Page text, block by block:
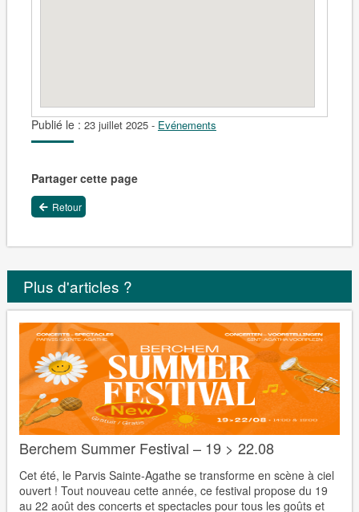
Publié le : 23 juillet 2025 - Evénements
Partager cette page
Retour
Plus d'articles ?
Berchem Summer Festival – 19 > 22.08
Cet été, le Parvis Sainte-Agathe se transforme en scène à ciel
ouvert ! Tout nouveau cette année, ce festival propose du 19
au 22 août des concerts et spectacles pour tous les goûts et